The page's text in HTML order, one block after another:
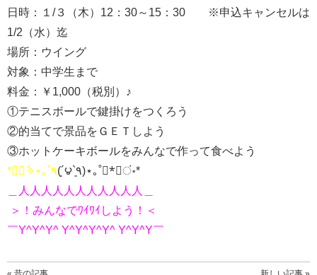
日時：１/３（木）12：30～15：30 ※申込キャンセルは
1/2（水）迄
場所：ウイング
対象：中学生まで
料金：￥1,000（税別）♪
①テニスボールで鍵掛けをつくろう
②的当てで景品をＧＥＴしよう
③ホットケーキボールをみんなで作って食べよう
*॰ْ✧ً⋆｡˚٩
(´͈౪`͈٩)⋆｡˚*ْ✧ं॰*
＿人人人人人人人人人人人＿
＞！みんなでﾜｲﾜｲしよう！＜
￣Y^Y^Y^ Y^Y^Y^Y^ Y^Y^Y￣